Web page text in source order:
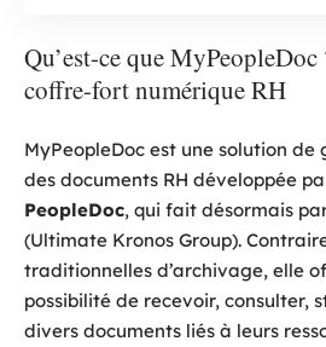
Qu’est-ce que
coffre-fort numérique RH
MyPeopleDoc est une solution
des documents RH développée
PeopleDoc, qui fait désormais
(Ultimate Kronos Group).
traditionnelles d’archivage, elle
possibilité de recevoir, consulter,
divers documents liés à leurs